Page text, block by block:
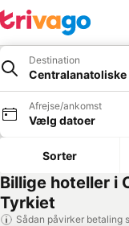
Destination
Centralanatoliske
Afrejse/ankomst
Vælg datoer
Sorter
Billige hoteller i
Tyrkiet
Sådan påvirker betaling